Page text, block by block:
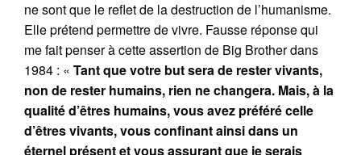
ne sont que le reflet de la destruction de l’humanisme.
Elle prétend permettre de vivre. Fausse réponse qui
me fait penser à cette assertion de Big Brother dans
1984 : « Tant que votre but sera de rester vivants,
non de rester humains, rien ne changera. Mais, à la
qualité d’êtres humains, vous avez préféré celle
d’êtres vivants, vous confinant ainsi dans un
éternel présent et vous assurant que je serais